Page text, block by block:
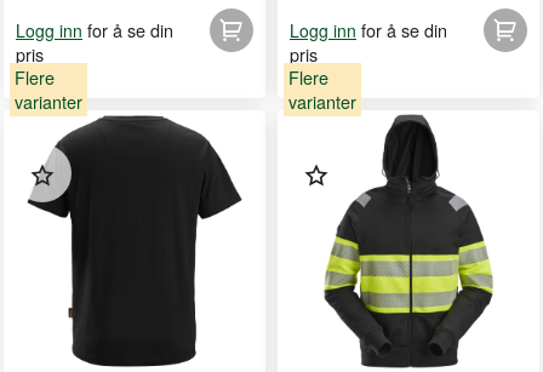
Logg inn for å se din
pris
Logg inn for å se din
pris
Flere
varianter
Flere
varianter